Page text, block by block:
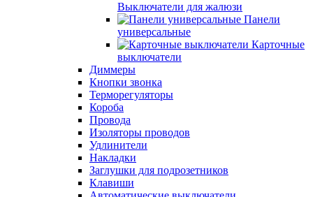
Выключатели для жалюзи
Панели
универсальные
Карточные
выключатели
Диммеры
Кнопки звонка
Терморегуляторы
Короба
Провода
Изоляторы проводов
Удлинители
Накладки
Заглушки для подрозетников
Клавиши